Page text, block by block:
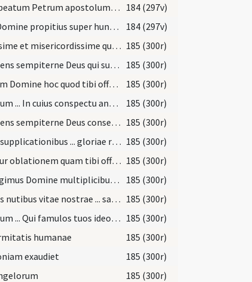
Deus qui beatum Petrum apostolum tuum misisti ... medela subveniat. 184 (297v)
Respice Domine propitius super hunc famulum tuum et opem ... nomini sancto tuo.
184 (297v)
Deus piissime et misericordissime qui quos diligis corripis ... precamur tribuas. 185 (300r)
Omnipotens sempiterne Deus qui subvenis laborantibus ... gloriam nominis tui
185 (300r)
Sacrificium Domine hoc quod tibi offerimus placatus intende et famulum tuum illum ex adversa ... concede medicinam.
185 (300r)
Vere dignum ... In cuius conspectu angelus Raphael ... mereatur habere.
185 (300r)
Omnipotens sempiterne Deus conservator animarum qui quos diligis corripis ... repraesentari mereatur. 185 (300r)
Adesto ... supplicationibus ... gloriae regnum. 185 (300r)
Hanc igitur oblationem quam tibi offerimus pro famulo tuo ill. ut des ei caeleste desiderium ... omnium delictorum. 185 (300r)
Gratias agimus Domine multiplicibus largitatibus ... mereatur ad vitam.
185 (300r)
Deus cuius nutibus vitae nostrae ... salute laetemur. 185 (300r)
Vere dignum ... Qui famulos tuos ideo corporaliter verberas ... infirmitatis salutem. 185 (300r)
humanae
185 (300r)
exaudiet
185 (300r)
185 (300r)